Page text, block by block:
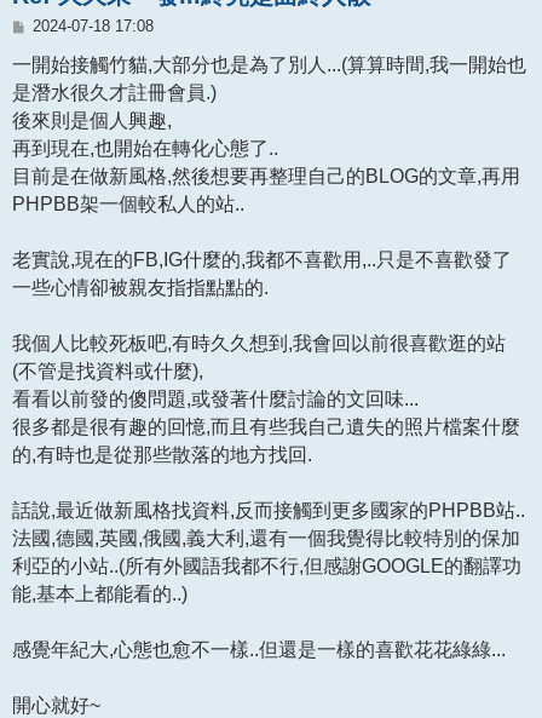
文
2024-07-18 17:08
一開始接觸竹貓,大部分也是為了別人...(算算時間,我一開始也
是潛水很久才註冊會員.)
後來則是個人興趣,
再到現在,也開始在轉化心態了..
目前是在做新風格,然後想要再整理自己的BLOG的文章,再用
PHPBB架一個較私人的站..
老實說,現在的FB,IG什麼的,我都不喜歡用,..只是不喜歡發了
一些心情卻被親友指指點點的.
我個人比較死板吧,有時久久想到,我會回以前很喜歡逛的站
(不管是找資料或什麼),
看看以前發的傻問題,或發著什麼討論的文回味...
很多都是很有趣的回憶,而且有些我自己遺失的照片檔案什麼
的,有時也是從那些散落的地方找回.
話說,最近做新風格找資料,反而接觸到更多國家的PHPBB站..
法國,德國,英國,俄國,義大利,還有一個我覺得比較特別的保加
利亞的小站..(所有外國語我都不行,但感謝GOOGLE的翻譯功
能,基本上都能看的..)
感覺年紀大,心態也愈不一樣..但還是一樣的喜歡花花綠綠...
開心就好~